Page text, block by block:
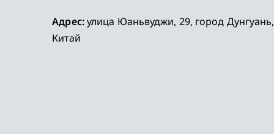
Адрес:улица Юаньвуджи, 29, город Дунгуань,
Китай